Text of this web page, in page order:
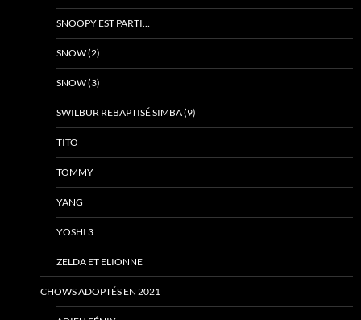
SNOOPY EST PARTI…
SNOW (2)
SNOW (3)
SWILBUR REBAPTISÉ SIMBA (9)
TITO
TOMMY
YANG
YOSHI 3
ZELDA ET ELIONNE
CHOWS ADOPTÉS EN 2021